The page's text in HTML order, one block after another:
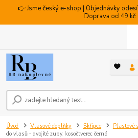
👉 Jsme český e-shop | Objednávky
Doprava od 49 kč
Úvod Vlasové doplňky Skřipce Plastové
do vlasů - dvojité zuby, kosočtverec černá